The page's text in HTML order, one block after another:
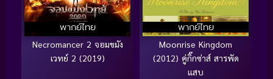
พากย์ไทย
Necromancer 2 จอมขมัง
เวทย์ 2 (2019)
พากย์ไทย
Moonrise Kingdom
(2012) คู่กิ๊กซ่าส์ สารพัด
แสบ